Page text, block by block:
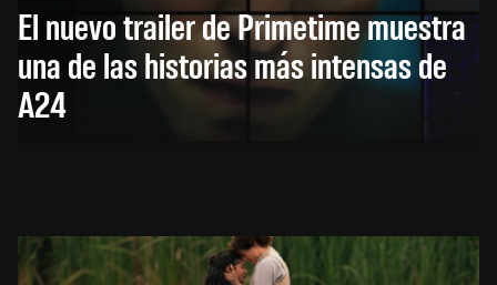
El nuevo trailer de Primetime muestra
una de las historias más intensas de
A24